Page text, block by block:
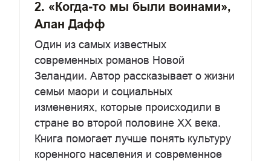
2. «Когда-то мы были воинами»,
Алан Дафф
Один из самых известных
современных романов Новой
Зеландии. Автор рассказывает о жизни
семьи маори и социальных
изменениях, которые происходили в
стране во второй половине XX века.
Книга помогает лучше понять культуру
коренного населения и современное